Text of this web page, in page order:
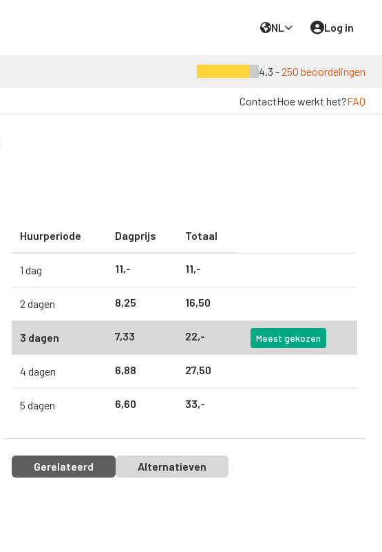
NL Log in
4,3 -250 beoordelingen
ContactHoe werkt het?FAQ
Huurperiode Dagprijs Totaal
1 dag 11,- 11,-
2 dagen 8,25 16,50
3 dagen 7,33 22,- Meest gekozen
4 dagen 6,88 27,50
5 dagen 6,60 33,-
Gerelateerd Alternatieven